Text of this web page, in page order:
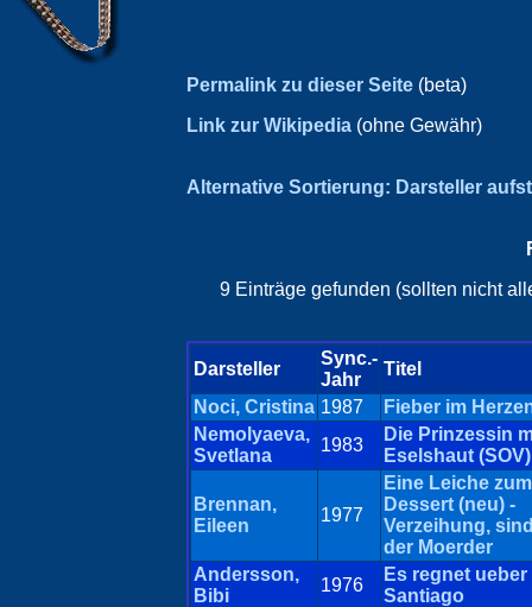
Permalink zu dieser Seite (beta)
Link zur Wikipedia (ohne Gewähr)
Alternative Sortierung: Darsteller
9 Einträge gefunden (sollten nicht
Darsteller
Sync.-
Jahr
Titel
Noci, Cristina 1987
Fieber im
Nemolyaeva,
Svetlana
1983
Die Prinzessin
Eselshaut (SOV)
Brennan,
Eileen
1977
Eine Leiche zum
Dessert (neu) -
Verzeihung,
der Moerder
Andersson,
Bibi
1976
Es regnet ueber
Santiago